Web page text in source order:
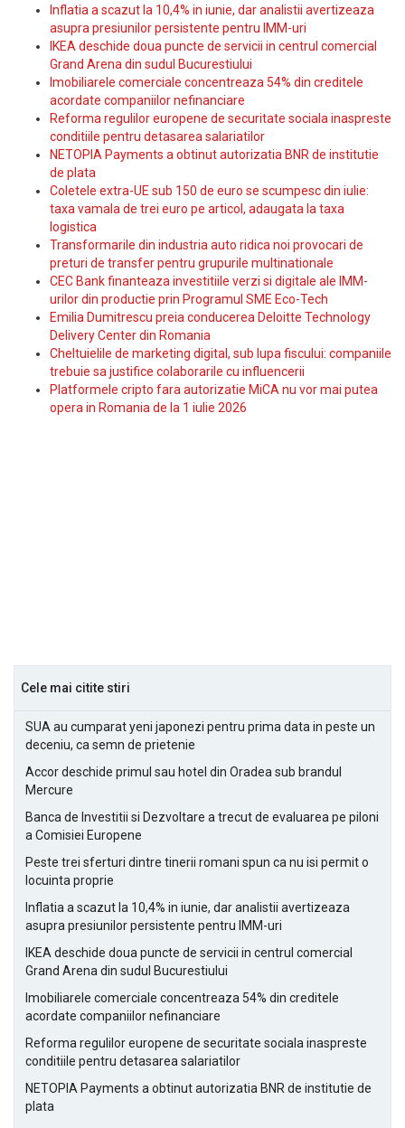
Inflatia a scazut la 10,4% in iunie, dar analistii avertizeaza
asupra presiunilor persistente pentru IMM-uri
IKEA deschide doua puncte de servicii in centrul comercial
Grand Arena din sudul Bucurestiului
Imobiliarele comerciale concentreaza 54% din creditele
acordate companiilor nefinanciare
Reforma regulilor europene de securitate sociala inaspreste
conditiile pentru detasarea salariatilor
NETOPIA Payments a obtinut autorizatia BNR de institutie
de plata
Coletele extra-UE sub 150 de euro se scumpesc din iulie:
taxa vamala de trei euro pe articol, adaugata la taxa
logistica
Transformarile din industria auto ridica noi provocari de
preturi de transfer pentru grupurile multinationale
CEC Bank finanteaza investitiile verzi si digitale ale IMM-
urilor din productie prin Programul SME Eco-Tech
Emilia Dumitrescu preia conducerea Deloitte Technology
Delivery Center din Romania
Cheltuielile de marketing digital, sub lupa fiscului: companiile
trebuie sa justifice colaborarile cu influencerii
Platformele cripto fara autorizatie MiCA nu vor mai putea
opera in Romania de la 1 iulie 2026
Cele mai citite stiri
SUA au cumparat yeni japonezi pentru prima data in peste un
deceniu, ca semn de prietenie
Accor deschide primul sau hotel din Oradea sub brandul
Mercure
Banca de Investitii si Dezvoltare a trecut de evaluarea pe piloni
a Comisiei Europene
Peste trei sferturi dintre tinerii romani spun ca nu isi permit o
locuinta proprie
Inflatia a scazut la 10,4% in iunie, dar analistii avertizeaza
asupra presiunilor persistente pentru IMM-uri
IKEA deschide doua puncte de servicii in centrul comercial
Grand Arena din sudul Bucurestiului
Imobiliarele comerciale concentreaza 54% din creditele
acordate companiilor nefinanciare
Reforma regulilor europene de securitate sociala inaspreste
conditiile pentru detasarea salariatilor
NETOPIA Payments a obtinut autorizatia BNR de institutie de
plata